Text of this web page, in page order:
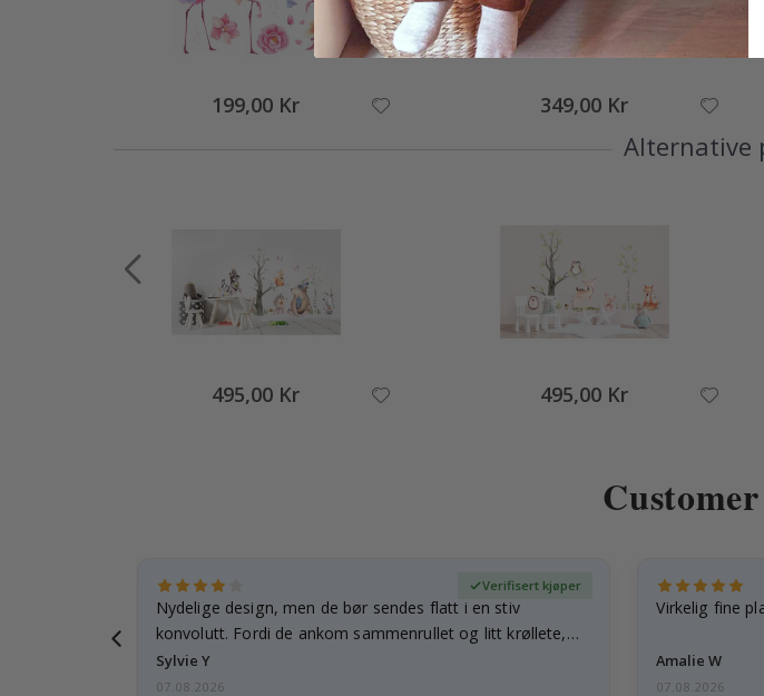
199,00 Kr 349,00 Kr
Alternative
495,00 Kr 495,00 Kr
Nydelige design, men de bør sendes flatt i en stiv
konvolutt. Fordi de ankom sammenrullet og litt krøllete,
skulle de…
Sylvie Y
Verifisert kjøper
07.08.2026
Virkelig fine
Amalie W
07.08.2026